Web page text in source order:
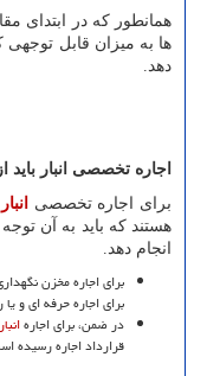
همانطور که در ابتدای
ها به میزان قابل توجهی
دهد.
اجاره تخصصی انبار
برای اجاره تخصصی
هستند که باید به آن
انجام دهد.
برای اجاره مخزن
برای اجاره حرفه ای و
در ضمن، برای اجاره
قرارداد اجاره رسیده